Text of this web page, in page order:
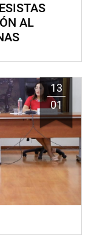
AL
13
01